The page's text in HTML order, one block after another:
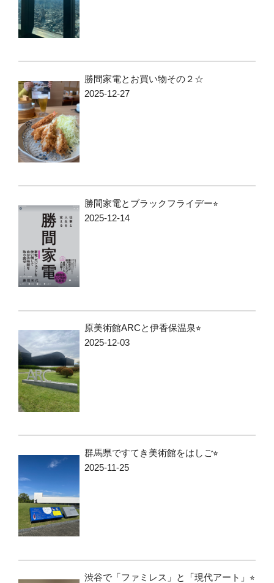
勝間家電とお買い物その２☆
2025-12-27
勝間家電とブラックフライデー⭐︎
2025-12-14
原美術館ARCと伊香保温泉⭐︎
2025-12-03
群馬県ですてき美術館をはしご⭐︎
2025-11-25
渋谷で「ファミレス」と「現代アート」⭐︎